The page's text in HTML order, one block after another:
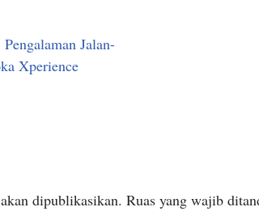
Jalan-
Xperience
dipublikasikan. Ruas yang wajib